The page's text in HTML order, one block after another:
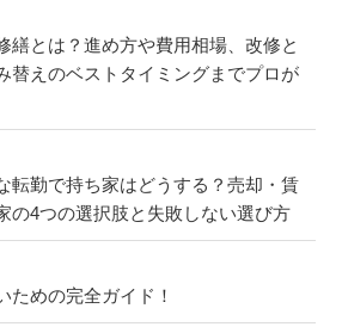
繕とは？進め方や費用相場、改修と
替えのベストタイミングまでプロが
転勤で持ち家はどうする？売却・賃
の4つの選択肢と失敗しない選び方
ための完全ガイド！